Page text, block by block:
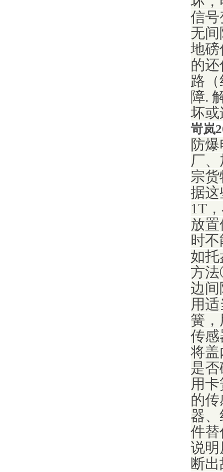
信号
无
地磅
的
路
障.
坏或
岢岚
防
厂
宗
据
1T
放
时
如
方
边间
用
簧
传感
将
是
用
的
器
件替
说明
断